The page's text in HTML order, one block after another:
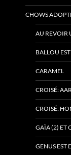
CHOWS
AU REVOIR
BALLOU
CARAMEL
CROISÉ:
CROISÉ:
GAÏA (2) ET
GENUS EST